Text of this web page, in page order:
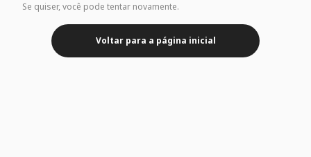
Se quiser, você pode tentar novamente.
Voltar para a página inicial